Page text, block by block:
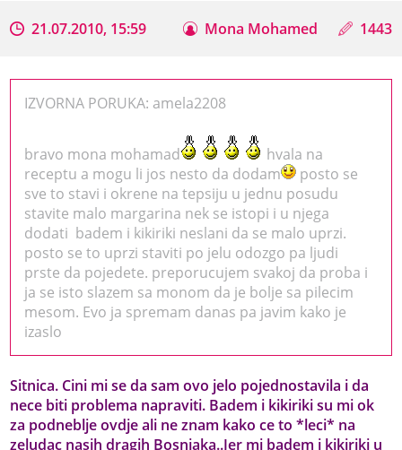
21.07.2010, 15:59 Mona Mohamed 1443
IZVORNA PORUKA: amela2208
bravo mona mohamad
hvala na
receptu a mogu li jos nesto da dodam
posto se
sve to stavi i okrene na tepsiju u jednu posudu
stavite malo margarina nek se istopi i u njega
dodati badem i kikiriki neslani da se malo uprzi.
posto se to uprzi staviti po jelu odozgo pa ljudi
prste da pojedete. preporucujem svakoj da proba i
ja se isto slazem sa monom da je bolje sa pilecim
mesom. Evo ja spremam danas pa javim kako je
izaslo
Sitnica. Cini mi se da sam ovo jelo pojednostavila i da
nece biti problema napraviti. Badem i kikiriki su mi ok
za podneblje ovdje ali ne znam kako ce to *leci* na
zeludac nasih dragih Bosnjaka..Jer mi badem i kikiriki u